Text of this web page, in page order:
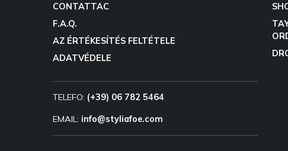
CONTATTAC
F.A.Q.
AZ ÉRTÉKESÍTÉS FELTÉTELE
ADATVÉDELE
TELEFO: (+39) 06 782 5464
EMAIL: info@styliafoe.com